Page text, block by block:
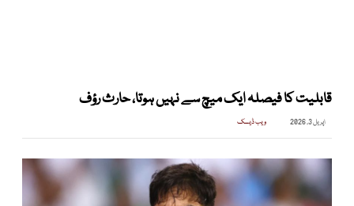
قابلیت کا فیصلہ ایک میچ سے نہیں ہوتا، حارث رؤف
اپریل 3, 2026 ویب ڈیسک